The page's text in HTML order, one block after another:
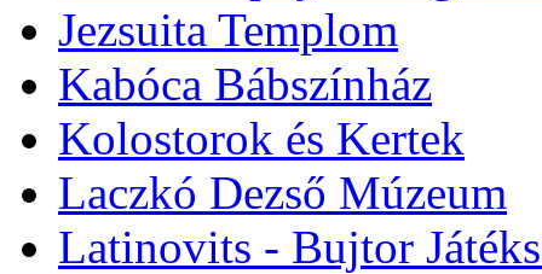
Jezsuita Templom
Kabóca Bábszínház
Kolostorok és Kertek
Laczkó Dezső Múzeum
Latinovits - Bujtor